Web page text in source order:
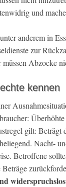
und
anderem in
zur
Abzocke
kennen
gilt: Beträgt
Nacht-
Betroffene